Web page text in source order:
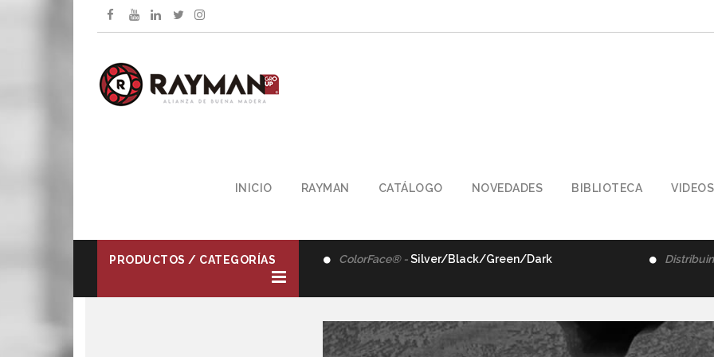
INICIO RAYMAN CATÁLOGO NOVEDADES BIBLIOTECA VIDEOS
PRODUCTOS / CATEGORÍAS
Representante Oficial -Giacomelli Uruguay ColorFace® -Silver/Black/Green/Dark